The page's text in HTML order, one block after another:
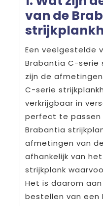
van de
Een veelgestelde
Brabantia C-serie
zijn de
C-serie
verkrijgbaar in
perfect te passen
Brabantia
afmetingen van
afhankelijk van
strijkplank
Het is daarom
bestellen van een